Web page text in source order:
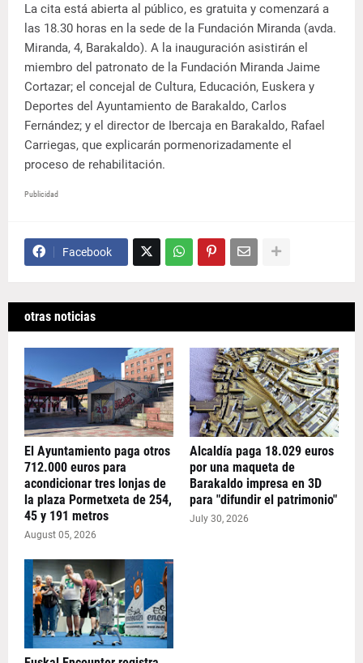
La cita está abierta al público, es gratuita y comenzará a
las 18.30 horas en la sede de la Fundación Miranda (avda.
Miranda, 4, Barakaldo). A la inauguración asistirán el
miembro del patronato de la Fundación Miranda Jaime
Cortazar; el concejal de Cultura, Educación, Euskera y
Deportes del Ayuntamiento de Barakaldo, Carlos
Fernández; y el director de Ibercaja en Barakaldo, Rafael
Carriegas, que explicarán pormenorizadamente el
proceso de rehabilitación.
Publicidad
Facebook
otras noticias
El Ayuntamiento paga otros
712.000 euros para
acondicionar tres lonjas de
la plaza Pormetxeta de 254,
45 y 191 metros
August 05, 2026
Alcaldía paga 18.029 euros
por una maqueta de
Barakaldo impresa en 3D
para "difundir el patrimonio"
July 30, 2026